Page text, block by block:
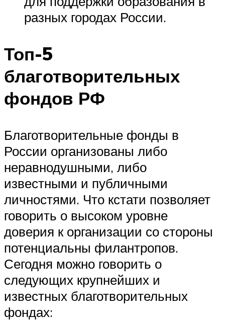
разных городах России.
Топ-5
благотворительных
фондов РФ
Благотворительные фонды в
России организованы либо
неравнодушными, либо
известными и публичными
личностями. Что кстати позволяет
говорить о высоком уровне
доверия к организации со стороны
потенциальны филантропов.
Сегодня можно говорить о
следующих крупнейших и
известных благотворительных
фондах: